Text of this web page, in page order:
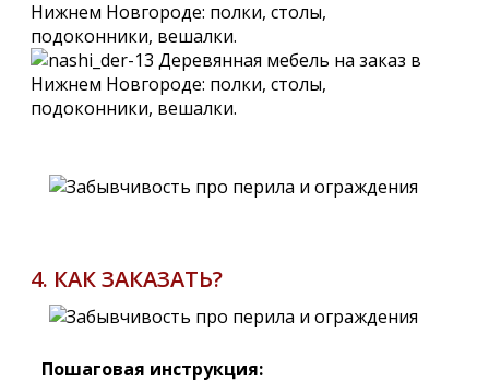
4. КАК ЗАКАЗАТЬ?
Пошаговая инструкция: